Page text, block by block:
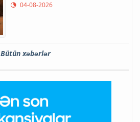
04-08-2026
Bütün xəbərlər